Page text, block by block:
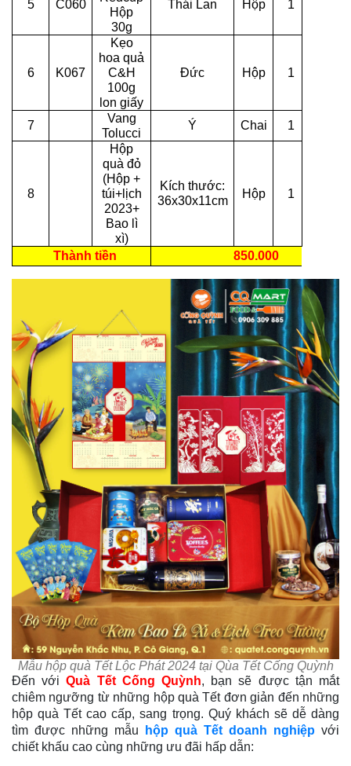
5 C060
Hộp
30g
Thái Lan Hộp 1
6 K067
Kẹo
hoa quả
C&H
100g
lon giấy
Đức Hộp 1
7
Vang
Tolucci
Ý Chai 1
8
Hộp
quà đỏ
(Hộp +
túi+lịch
2023+
Bao lì
xì)
Kích thước:
36x30x11cm
Hộp 1
Thành tiền 850.000
Mẫu hộp quà Tết Lộc Phát 2024 tại Qùa Tết Cống Quỳnh
Đến vớiQuà Tết Cống Quỳnh, bạn sẽ được tận mắt
chiêm ngưỡng từ những hộp quà Tết đơn giản đến những
hộp quà Tết cao cấp, sang trọng. Quý khách sẽ dễ dàng
tìm được những mẫu
hộp quà Tết doanh nghiệp với
chiết khấu cao cùng những ưu đãi hấp dẫn: